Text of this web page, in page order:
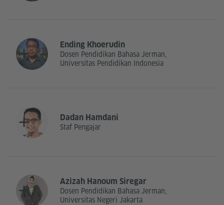
Ending Khoerudin
Dosen Pendidikan Bahasa Jerman,
Universitas Pendidikan Indonesia
Dadan Hamdani
Staf Pengajar
Azizah Hanoum Siregar
Dosen Pendidikan Bahasa Jerman,
Universitas Negeri Jakarta